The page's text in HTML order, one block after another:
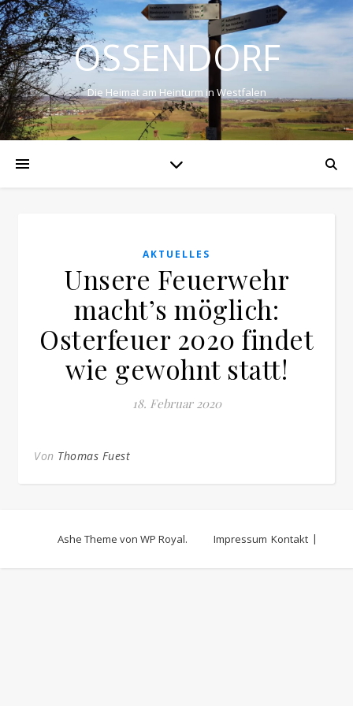
OSSENDORF
Die Heimat am Heinturm in Westfalen
AKTUELLES
Unsere Feuerwehr
macht’s möglich:
Osterfeuer 2020 findet
wie gewohnt statt!
18. Februar 2020
Von Thomas Fuest
Impressum Kontakt
Ashe Theme von WP Royal.